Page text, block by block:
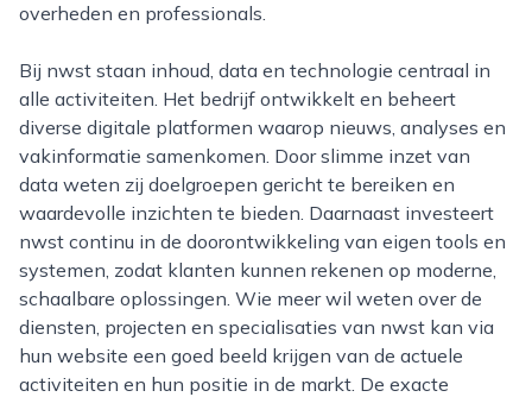
overheden en professionals.
Bij nwst staan inhoud, data en technologie centraal in
alle activiteiten. Het bedrijf ontwikkelt en beheert
diverse digitale platformen waarop nieuws, analyses en
vakinformatie samenkomen. Door slimme inzet van
data weten zij doelgroepen gericht te bereiken en
waardevolle inzichten te bieden. Daarnaast investeert
nwst continu in de doorontwikkeling van eigen tools en
systemen, zodat klanten kunnen rekenen op moderne,
schaalbare oplossingen. Wie meer wil weten over de
diensten, projecten en specialisaties van nwst kan via
hun website een goed beeld krijgen van de actuele
activiteiten en hun positie in de markt. De exacte